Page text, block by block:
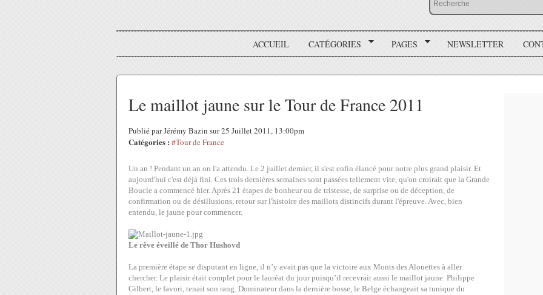
ACCUEIL CATÉGORIES PAGES NEWSLETTER
Le maillot jaune sur le Tour de France 2011
Publié par Jérémy Bazin sur 25 Juillet 2011, 13:00pm
Catégories : #Tour de France
Un an ! Pendant un an on l'a attendu. Le 2 juillet dernier, il s'est enfin élancé pour notre plus grand plaisir. Et
aujourd'hui c'est déjà fini. Ces trois dernières semaines sont passées tellement vite, qu'on croirait que la Grande
Boucle a commencé hier. Après 21 étapes de bonheur ou de tristesse, de surprise ou de déception, de
confirmation ou de désillusions, retour sur l'histoire des maillots distincifs durant l'épreuve. Avec, bien
entendu, le jaune pour commencer.
Le rêve éveillé de Thor Hushovd
La première étape se disputant en ligne, il n’y avait pas que la victoire aux Monts des Alouettes à aller
chercher. Le plaisir était complet pour le lauréat du jour puisqu’il recevrait aussi le maillot jaune. Philippe
Gilbert, le favori, tenait son rang. Dominateur dans la dernière bosse, le Belge échangeait sa tunique du